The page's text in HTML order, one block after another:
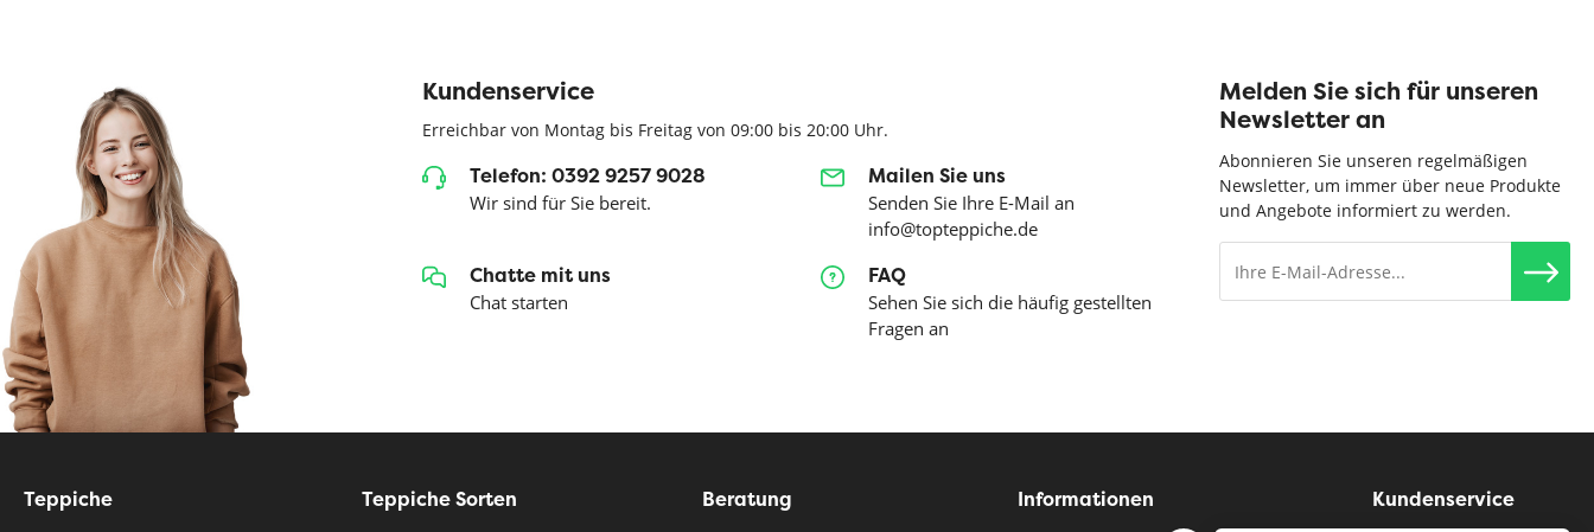
Kundenservice
Erreichbar von Montag bis Freitag von 09:00 bis 20:00 Uhr.
Telefon: 0392 9257 9028
Wir sind für Sie bereit.
Mailen Sie uns
Senden Sie Ihre E-Mail an
info@topteppiche.de
Chatte mit uns
Chat starten
FAQ
Sehen Sie sich die häufig gestellten
Fragen an
Melden Sie sich für unseren
Newsletter an
Abonnieren Sie unseren regelmäßigen
Newsletter, um immer über neue Produkte
und Angebote informiert zu werden.
Teppiche Teppiche Sorten Beratung Informationen Kundenservice